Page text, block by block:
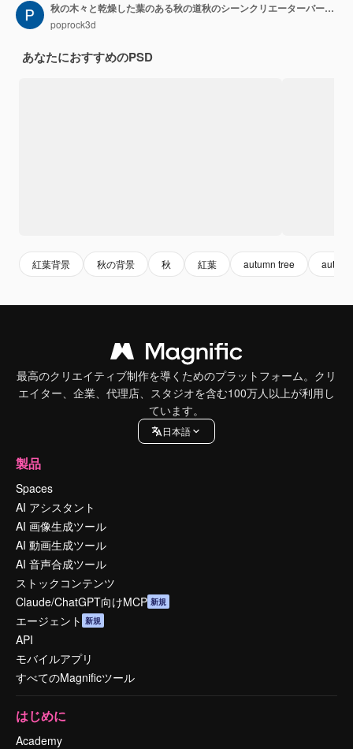
秋の木々と乾燥した葉のある秋の道秋のシーンクリエーターバーチ秋
poprock3d
あなたにおすすめのPSD
紅葉背景 秋の背景 秋 紅葉 autumn tree autumn
最高のクリエイティブ制作を導くためのプラットフォーム。クリ
エイター、企業、代理店、スタジオを含む100万人以上が利用し
ています。
日本語
製品
Spaces
AI アシスタント
AI 画像生成ツール
AI 動画生成ツール
AI 音声合成ツール
ストックコンテンツ
Claude/ChatGPT向けMCP 新規
エージェント 新規
API
モバイルアプリ
すべてのMagnificツール
はじめに
Academy